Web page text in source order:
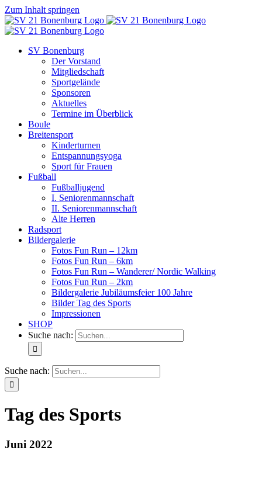
Zum Inhalt springen
SV Bonenburg
Der Vorstand
Mitgliedschaft
Sportgelände
Sponsoren
Aktuelles
Termine im Überblick
Boule
Breitensport
Kinderturnen
Entspannungsyoga
Sport für Frauen
Fußball
Fußballjugend
I. Seniorenmannschaft
II. Seniorenmannschaft
Alte Herren
Radsport
Bildergalerie
Fotos Fun Run – 12km
Fotos Fun Run – 6km
Fotos Fun Run – Wanderer/ Nordic Walking
Fotos Fun Run – 2km
Bildergalerie Jubiläumsfeier 100 Jahre
Bilder Tag des Sports
Impressionen
SHOP
Suche nach:
Suche nach:
Tag des Sports
Juni 2022